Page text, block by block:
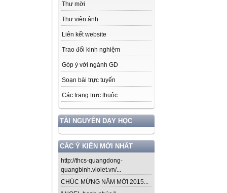
Thư mời
Thư viện ảnh
Liên kết website
Trao đổi kinh nghiệm
Góp ý với ngành GD
Soạn bài trực tuyến
Các trang trực thuộc
TÀI NGUYÊN DẠY HỌC
CÁC Ý KIẾN MỚI NHẤT
http://thcs-quangdong-
quangbinh.violet.vn/...
CHÚC MỪNG NĂM MỚI 2015...